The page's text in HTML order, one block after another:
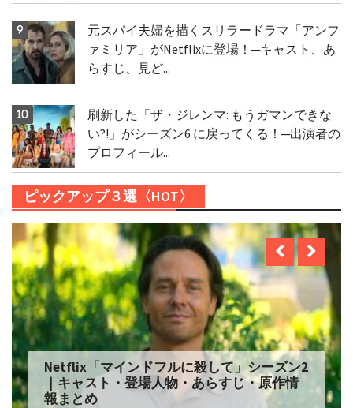
元スパイ夫婦を描くスリラードラマ「アンフ
ァミリア」がNetflixに登場！─キャスト、あ
らすじ、見ど...
刷新した「ザ・ジレンマ: もうガマンできな
い?!」がシーズン6 に戻ってくる！─出演者の
プロフィール...
ピックアップ３選〈HOT〉
Netflix「マインドフルに殺して」シーズン2
｜キャスト・登場人物・あらすじ・原作情
報まとめ